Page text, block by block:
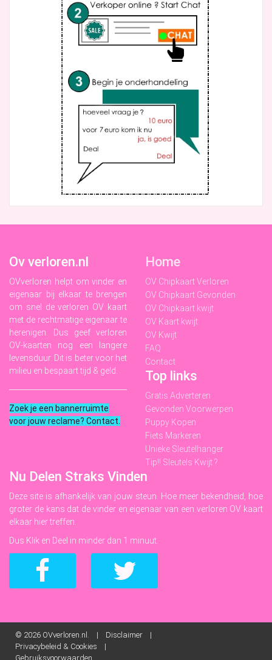
Ov verloren.nl
OVverloren helpt om vinder en
eigenaar bij elkaar te brengen
om snel de verloren OV kaart
met de rechtmatige eigenaar te
herenigen. Dus geef verloren
OV-kaarten nog een langere
levensduur. Dit is beter voor het
milieu en bespaart tijd & geld.
Zoek je een bannerruimte
voor jouw reclame? Contact
Home
OV Chipkaart Verloren
OV Chipkaart Gevonden
OV Chipkaart kwijt
OV Kaart kwijt
OV Kwijt
FAQ
Contact
Top links
Gratis Adverteren
Gevonden Voorwerpen
Puppy Kopen
Fiets Markeren
Unieke Sleutelhanger
Tip!! Sleutels Kwijt ?
Nu Delen Straks Vinden
Deze site is afhankelijk van jouw steun. Hoe meer bekendheid, hoe
groter de kans dat de vinder en eigenaar van een verloren OV kaart
elkaar hier treffen.
Dus Klik en Deel in minder dan 1 minuut.
© 2026 OVverloren.nl. | Disclaimer |
Privacybeleid & Cookies |
Gebruiksvoorwaarden